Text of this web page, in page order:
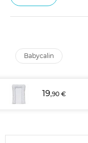
babycalin
19,90 €